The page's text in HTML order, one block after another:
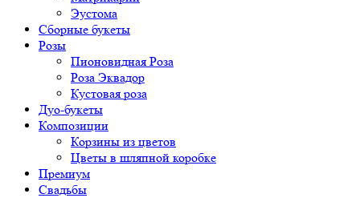
Эустома
Сборные букеты
Розы
Пионовидная Роза
Роза Эквадор
Кустовая роза
Дуо-букеты
Композиции
Корзины из цветов
Цветы в шляпной коробке
Премиум
Свадьбы